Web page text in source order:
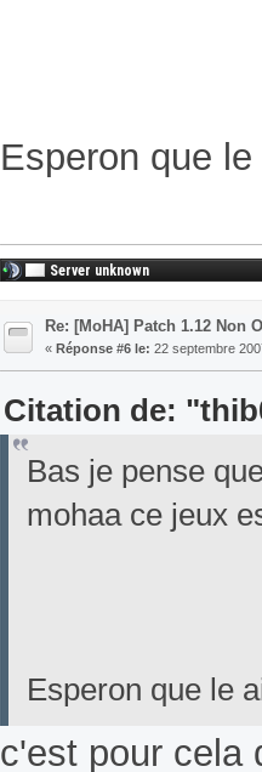
Esperon que
Re: [MoHA] Patch 1.12 Non
« Réponse #6 le: 22 septembre
Citation de:
Bas je pense
mohaa ce jeux
Esperon que le
c'est pour cela